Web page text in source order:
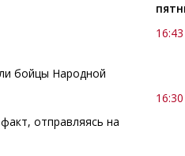
бойцы Народной
отправляясь на
16:43
16:30